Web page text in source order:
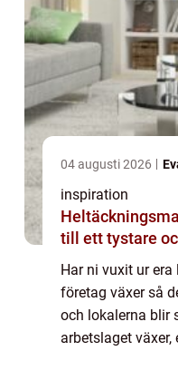
04 augusti 2026
inspiration
till ett tystare
Har ni vuxit ur
företag växer så
och lokalerna blir
arbetslaget